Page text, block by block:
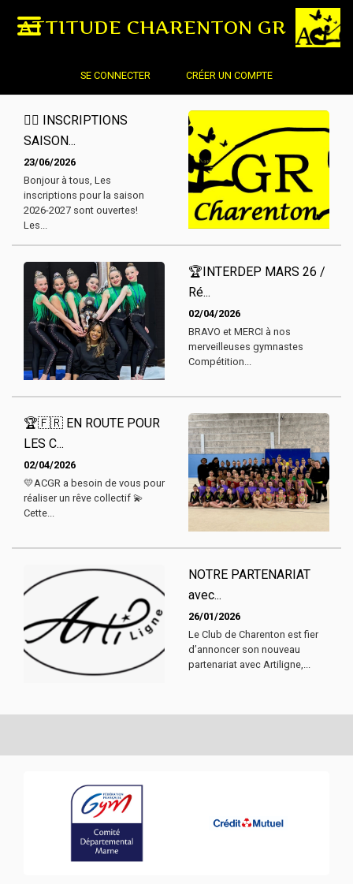
ATTITUDE CHARENTON GR
SE CONNECTER CRÉER UN COMPTE
🤸‍♀️ INSCRIPTIONS
SAISON...
23/06/2026
Bonjour à tous, Les
inscriptions pour la saison
2026-2027 sont ouvertes!
Les...
🏆INTERDEP MARS 26 /
Ré...
02/04/2026
BRAVO et MERCI à nos
merveilleuses gymnastes
Compétition...
🏆🇫🇷 EN ROUTE POUR
LES C...
02/04/2026
💛ACGR a besoin de vous pour
réaliser un rêve collectif 💫
Cette...
NOTRE PARTENARIAT
avec...
26/01/2026
Le Club de Charenton est fier
d’annoncer son nouveau
partenariat avec Artiligne,...